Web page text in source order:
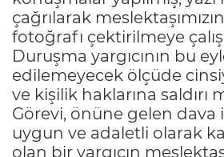
çağrılarak
fotoğrafı çektirilmeye
Duruşma yargıcının bu
edilemeyecek ölçüde
ve kişilik haklarına saldırı
Görevi, önüne gelen dava
uygun ve adaletli olarak
olan bir yargıcın